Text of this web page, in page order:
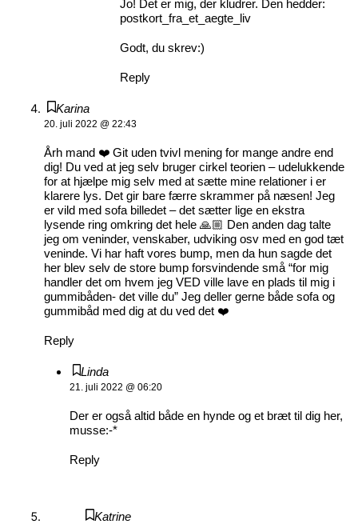
Jo! Det er mig, der kludrer. Den hedder:
postkort_fra_et_aegte_liv
Godt, du skrev:)
Reply
Karina
20. juli 2022 @ 22:43
Årh mand ❤️ Git uden tvivl mening for mange andre end
dig! Du ved at jeg selv bruger cirkel teorien – udelukkende
for at hjælpe mig selv med at sætte mine relationer i er
klarere lys. Det gir bare færre skrammer på næsen! Jeg
er vild med sofa billedet – det sætter lige en ekstra
lysende ring omkring det hele 🙏🏼 Den anden dag talte
jeg om veninder, venskaber, udviking osv med en god tæt
veninde. Vi har haft vores bump, men da hun sagde det
her blev selv de store bump forsvindende små “for mig
handler det om hvem jeg VED ville lave en plads til mig i
gummibåden- det ville du” Jeg deller gerne både sofa og
gummibåd med dig at du ved det ❤️
Reply
Linda
21. juli 2022 @ 06:20
Der er også altid både en hynde og et bræt til dig her,
musse:-*
Reply
Katrine